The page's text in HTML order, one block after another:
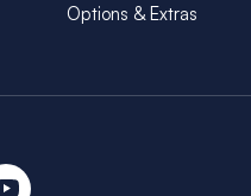
Options & Extras